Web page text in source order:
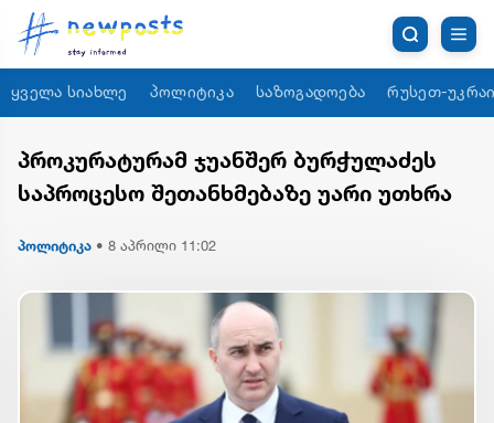
ყველა სიახლე პოლიტიკა საზოგადოება რუსეთ-
პროკურატურამ ჯუანშერ ბურჭულაძეს
საპროცესო შეთანხმებაზე უარი უთხრა
პოლიტიკა • 8 აპრილი 11:02